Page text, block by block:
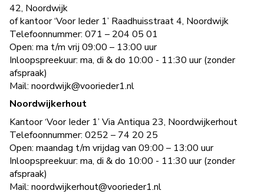
42, Noordwijk
of kantoor ‘Voor Ieder 1’ Raadhuisstraat 4, Noordwijk
Telefoonnummer: 071 – 204 05 01
Open: ma t/m vrij 09:00 – 13:00 uur
Inloopspreekuur: ma, di & do 10:00 - 11:30 uur (zonder
afspraak)
Mail: noordwijk@voorieder1.nl
Noordwijkerhout
Kantoor ‘Voor Ieder 1’ Via Antiqua 23, Noordwijkerhout
Telefoonnummer: 0252 – 74 20 25
Open: maandag t/m vrijdag van 09:00 – 13:00 uu​r
Inloopspreekuur: ma, di & do 10:00 - 11:30 uur (zonder
afspraak)
Mail: noordwijkerhout@voorieder1.nl